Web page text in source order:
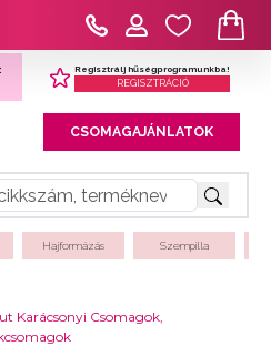
Regisztrálj hűségprogramunkba!
REGISZTRÁCIÓ
CSOMAGAJÁNLATOK
Hajformázás Szempilla
Karácsonyi Csomagok,